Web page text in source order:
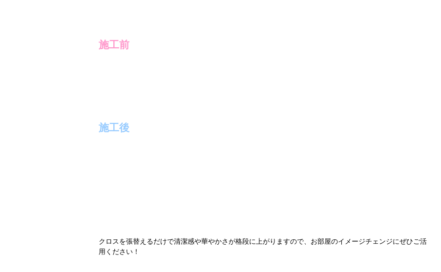
施工前
施工後
クロスを張替えるだけで清潔感や華やかさが格段に上がりますので、お部屋のイメージチェンジにぜひご活
用ください！